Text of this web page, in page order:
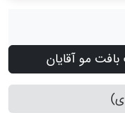
مو آقایان